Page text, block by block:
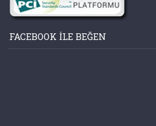
FACEBOOK ILE BEĞEN